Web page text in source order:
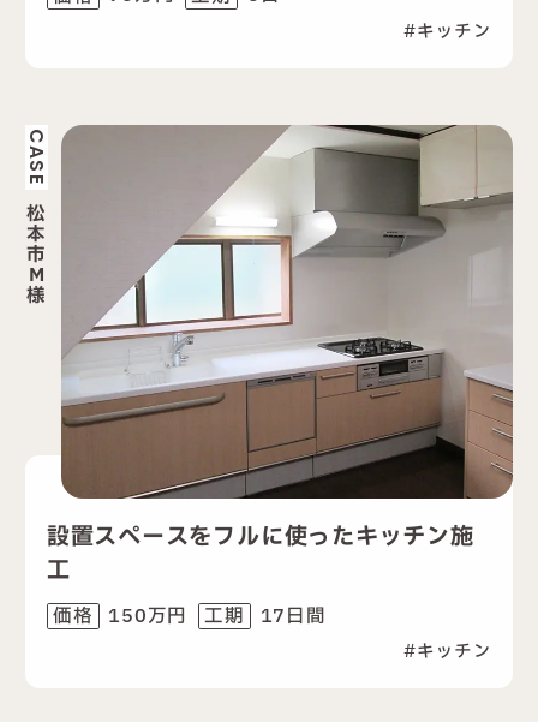
キッチン
CASE
松
本
市
M
様
設置スペースをフルに使ったキッチン施
工
価格 150万円 工期 17日間
キッチン